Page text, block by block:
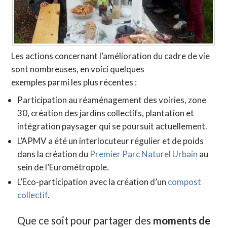
Les actions concernant l’amélioration du cadre de vie
sont nombreuses, en voici quelques
exemples parmi les plus récentes :
Participation au réaménagement des voiries, zone
30, création des jardins collectifs, plantation et
intégration paysager qui se poursuit actuellement.
L’APMV a été un interlocuteur régulier et de poids
dans la création du Premier Parc Naturel Urbain au
sein de l’Eurométropole.
L’Eco-participation avec la création d’un compost
collectif.
Que ce soit pour partager des moments de